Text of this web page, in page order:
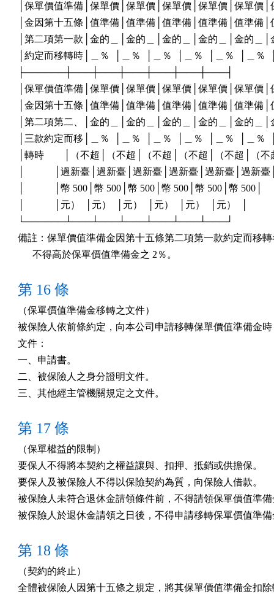
│保單價值準備│保單價│保單價│保單價│保單價│保單價│
│金因第十五條│值準備│值準備│值準備│值準備│值準備│
│第二項第一款│金的＿│金的＿│金的＿│金的＿│金的＿│
│約定而移轉時│＿％  │＿％  │＿％  │＿％  │＿％  │＿％
├──────┼───┼───┼───┼───┼───┼───┤
│保單價值準備│保單價│保單價│保單價│保單價│保單價│
│金因第十五條│值準備│值準備│值準備│值準備│值準備│
│第二項第二、│金的＿│金的＿│金的＿│金的＿│金的＿│
│三款約定而移│＿％  │＿％  │＿％  │＿％  │＿％  │＿％
│轉時        │（不超│（不超│（不超│（不超│（不超│（不
│            │過新臺│過新臺│過新臺│過新臺│過新臺│過新臺
│            │幣 500│幣 500│幣 500│幣 500│幣 500│幣 500│
│            │元）  │元）  │元）  │元）  │元）  │元）  │
└──────┴───┴───┴───┴───┴───┴───┘
備註：保單價值準備金因第十五條第二項第一款約定而移
      不得高於保單價值準備金之 2％。
第 16 條
（保單價值準備金移轉之文件）
被保險人依前條約定，向本公司申請移轉保單價值準備金
文件：
一、申請書。
二、被保險人之身分證明文件。
三、其他經主管機關規定之文件。
第 17 條
（保單權益的限制）
要保人不得將本契約之權益讓與、扣押、抵銷或供擔保。
要保人及被保險人不得以保險契約為質，向保險人借款。
被保險人未符合退休金請領條件前，不得請領保單價值準
被保險人於退休金請領之日後，不得申請移轉保單價值準
第 18 條
（契約的終止）
全體被保險人因第十五條之規定，將其保單價值準備金扣